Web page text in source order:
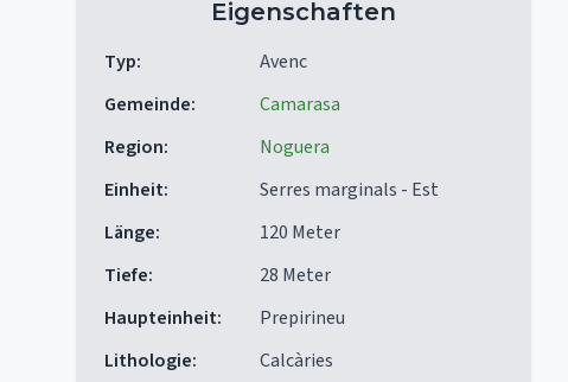
Eigenschaften
Typ:
Avenc
Gemeinde:
Camarasa
Region:
Noguera
Einheit:
Serres marginals - Est
Länge:
120 Meter
Tiefe:
28 Meter
Haupteinheit:
Prepirineu
Lithologie:
Calcàries